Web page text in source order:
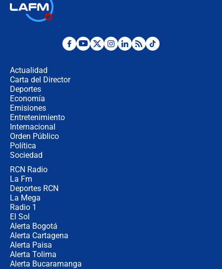
Ángela Benedetti revela el papel que
Actualidad
Carta del Director
Deportes
Economía
Emisiones
Entretenimiento
Internacional
Orden Público
Política
Sociedad
RCN Radio
La Fm
Deportes RCN
La Mega
Radio 1
El Sol
Alerta Bogotá
Alerta Cartagena
Alerta Paisa
Alerta Tolima
Alerta Bucaramanga